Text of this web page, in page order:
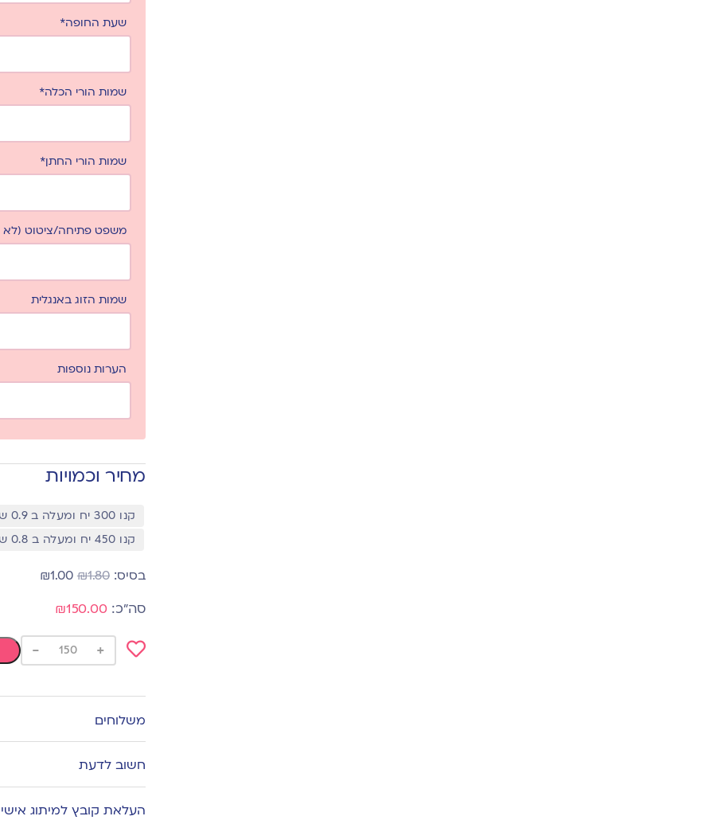
שעת החופה*
שמות הורי הכלה*
שמות הורי החתן*
משפט פתיחה/ציטוט (לא
שמות הזוג באנגלית
הערות נוספות
מחיר וכמויות
קנו 300 יח ומעלה ב 0.9 שח
קנו 450 יח ומעלה ב 0.8 שח
₪1.80
₪1.00
₪150.00
to
wishlist
+
-
משלוחים
חשוב לדעת
העלאת קובץ למיתוג אישי